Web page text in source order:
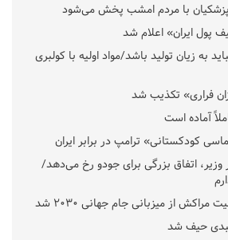
با مردم امشب پخش می‌شود
پول ایران» اعلام شد
به زیان تولید باشد/مواد اولیه با کولبری
فراری» تکذیب شد
آماده است
کودکستانی» ترامپ در برابر ایران
وزیر، اتفاق بزرگی برای جودو رخ می‌دهد/
از میزبانی جام جهانی ۲۰۳۰ شد
حیف شد